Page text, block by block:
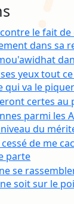
le fait
dans sa
yeux tout
qui va le piquer
certes au
parmi les
du
de me
parte
se
soit sur le